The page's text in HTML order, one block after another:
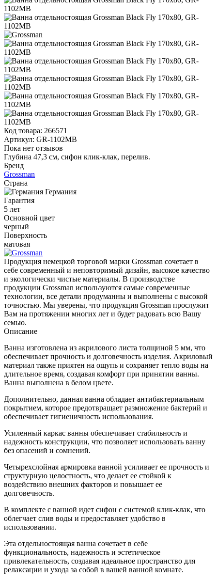
Код товара: 266571
Артикул: GR-1102MB
Пока нет отзывов
Глубина 47,3 см, сифон клик-клак, перелив.
Бренд
Grossman
Страна
Германия
Гарантия
5 лет
Основной цвет
черный
Поверхность
матовая
Продукция немецкой торговой марки Grossman сочетает в
себе современный и неповторимый дизайн, высокое качество
и экологически чистые материалы. В производстве
продукции Grossman используются самые современные
технологии, все детали продуманны и выполнены с высокой
точностью. Мы уверены, что продукция Grossman прослужит
Вам на протяжении многих лет и будет радовать всю Вашу
семью.
Описание
Ванна изготовлена из акрилового листа толщиной 5 мм, что
обеспечивает прочность и долговечность изделия. Акриловый
материал также приятен на ощупь и сохраняет тепло воды на
длительное время, создавая комфорт при принятии ванны.
Ванна выполнена в белом цвете.
Дополнительно, данная ванна обладает антибактериальным
покрытием, которое предотвращает размножение бактерий и
обеспечивает гигиеничность использования.
Усиленный каркас ванны обеспечивает стабильность и
надежность конструкции, что позволяет использовать ванну
без опасений и сомнений.
Четырехслойная армировка ванной усиливает ее прочность и
структурную целостность, что делает ее стойкой к
воздействию внешних факторов и повышает ее
долговечность.
В комплекте с ванной идет сифон с системой клик-клак, что
облегчает слив воды и предоставляет удобство в
использовании.
Эта отдельностоящая ванна сочетает в себе
функциональность, надежность и эстетическое
привлекательность, создавая идеальное пространство для
релаксации и ухода за собой в вашей ванной комнате.